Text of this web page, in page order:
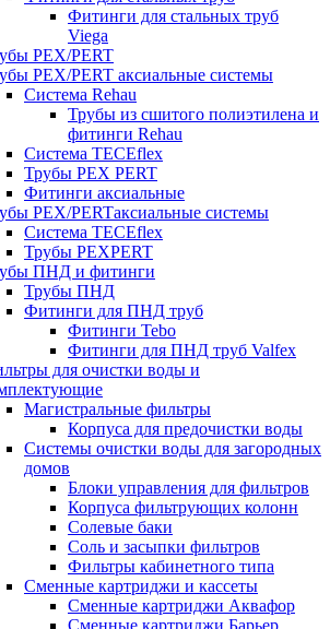
Фитинги для стальных труб
Viega
PEX/PERT
PEX/PERT аксиальные системы
Система Rehau
Трубы из сшитого полиэтилена и
фитинги Rehau
Система TECEflex
Трубы PEX PERT
Фитинги аксиальные
PEX/PERTаксиальные системы
Система TECEflex
Трубы PEXPERT
ПНД и фитинги
Трубы ПНД
Фитинги для ПНД труб
Фитинги Tebo
Фитинги для ПНД труб Valfex
для очистки воды и
Магистральные фильтры
Корпуса для предочистки воды
Системы очистки воды для загородных
домов
Блоки управления для фильтров
Корпуса фильтрующих колонн
Солевые баки
Соль и засыпки фильтров
Фильтры кабинетного типа
Сменные картриджи и кассеты
Сменные картриджи Аквафор